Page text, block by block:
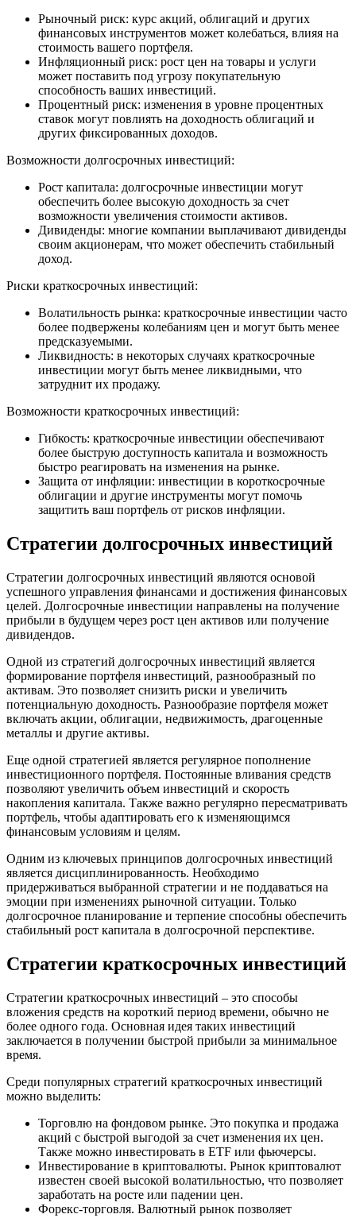
Рыночный риск: курс акций, облигаций и других
финансовых инструментов может колебаться, влияя на
стоимость вашего портфеля.
Инфляционный риск: рост цен на товары и услуги
может поставить под угрозу покупательную
способность ваших инвестиций.
Процентный риск: изменения в уровне процентных
ставок могут повлиять на доходность облигаций и
других фиксированных доходов.
Возможности долгосрочных инвестиций:
Рост капитала: долгосрочные инвестиции могут
обеспечить более высокую доходность за счет
возможности увеличения стоимости активов.
Дивиденды: многие компании выплачивают дивиденды
своим акционерам, что может обеспечить стабильный
доход.
Риски краткосрочных инвестиций:
Волатильность рынка: краткосрочные инвестиции часто
более подвержены колебаниям цен и могут быть менее
предсказуемыми.
Ликвидность: в некоторых случаях краткосрочные
инвестиции могут быть менее ликвидными, что
затруднит их продажу.
Возможности краткосрочных инвестиций:
Гибкость: краткосрочные инвестиции обеспечивают
более быструю доступность капитала и возможность
быстро реагировать на изменения на рынке.
Защита от инфляции: инвестиции в короткосрочные
облигации и другие инструменты могут помочь
защитить ваш портфель от рисков инфляции.
Стратегии долгосрочных инвестиций
Стратегии долгосрочных инвестиций являются основой
успешного управления финансами и достижения финансовых
целей. Долгосрочные инвестиции направлены на получение
прибыли в будущем через рост цен активов или получение
дивидендов.
Одной из стратегий долгосрочных инвестиций является
формирование портфеля инвестиций, разнообразный по
активам. Это позволяет снизить риски и увеличить
потенциальную доходность. Разнообразие портфеля может
включать акции, облигации, недвижимость, драгоценные
металлы и другие активы.
Еще одной стратегией является регулярное пополнение
инвестиционного портфеля. Постоянные вливания средств
позволяют увеличить объем инвестиций и скорость
накопления капитала. Также важно регулярно пересматривать
портфель, чтобы адаптировать его к изменяющимся
финансовым условиям и целям.
Одним из ключевых принципов долгосрочных инвестиций
является дисциплинированность. Необходимо
придерживаться выбранной стратегии и не поддаваться на
эмоции при изменениях рыночной ситуации. Только
долгосрочное планирование и терпение способны обеспечить
стабильный рост капитала в долгосрочной перспективе.
Стратегии краткосрочных инвестиций
Стратегии краткосрочных инвестиций – это способы
вложения средств на короткий период времени, обычно не
более одного года. Основная идея таких инвестиций
заключается в получении быстрой прибыли за минимальное
время.
Среди популярных стратегий краткосрочных инвестиций
можно выделить:
Торговлю на фондовом рынке. Это покупка и продажа
акций с быстрой выгодой за счет изменения их цен.
Также можно инвестировать в ETF или фьючерсы.
Инвестирование в криптовалюты. Рынок криптовалют
известен своей высокой волатильностью, что позволяет
заработать на росте или падении цен.
Форекс-торговля. Валютный рынок позволяет